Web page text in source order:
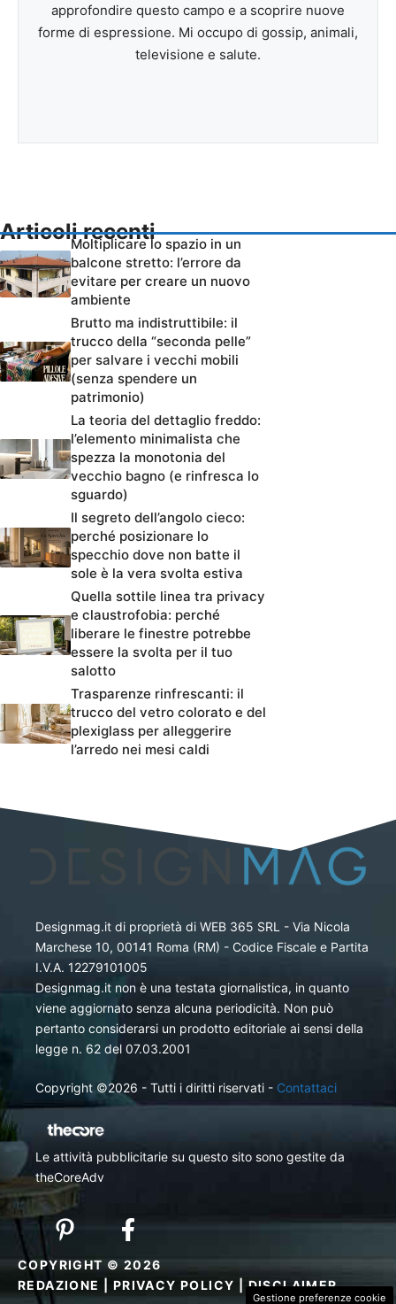
approfondire questo campo e a scoprire nuove
forme di espressione. Mi occupo di gossip, animali,
televisione e salute.
Articoli recenti
Moltiplicare lo spazio in un
balcone stretto: l’errore da
evitare per creare un nuovo
ambiente
Brutto ma indistruttibile: il
trucco della “seconda pelle”
per salvare i vecchi mobili
(senza spendere un
patrimonio)
La teoria del dettaglio freddo:
l’elemento minimalista che
spezza la monotonia del
vecchio bagno (e rinfresca lo
sguardo)
Il segreto dell’angolo cieco:
perché posizionare lo
specchio dove non batte il
sole è la vera svolta estiva
Quella sottile linea tra privacy
e claustrofobia: perché
liberare le finestre potrebbe
essere la svolta per il tuo
salotto
Trasparenze rinfrescanti: il
trucco del vetro colorato e del
plexiglass per alleggerire
l’arredo nei mesi caldi
Designmag.it di proprietà di WEB 365 SRL - Via Nicola
Marchese 10, 00141 Roma (RM) - Codice Fiscale e Partita
I.V.A. 12279101005
Designmag.it non è una testata giornalistica, in quanto
viene aggiornato senza alcuna periodicità. Non può
pertanto considerarsi un prodotto editoriale ai sensi della
legge n. 62 del 07.03.2001
Copyright ©2026 - Tutti i diritti riservati - Contattaci
Le attività pubblicitarie su questo sito sono gestite da
theCoreAdv
COPYRIGHT © 2026
REDAZIONE
PRIVACY POLICY |DISCLAIMER
Gestione preferenze cookie